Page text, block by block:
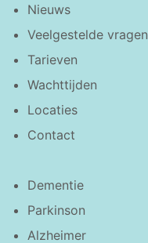
Nieuws
Veelgestelde vragen
Tarieven
Wachttijden
Locaties
Contact
Dementie
Parkinson
Alzheimer